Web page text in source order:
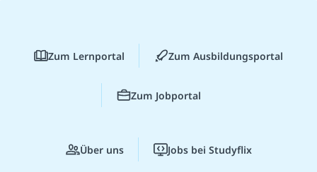
Zum Lernportal Zum Ausbildungsportal
Zum Jobportal
Über uns Jobs bei Studyflix